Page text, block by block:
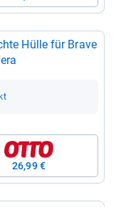
Hülle für Brave
26,99 €